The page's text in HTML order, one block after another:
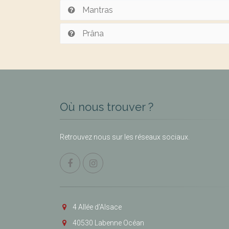
Mantras
Prâna
Où nous trouver ?
Retrouvez nous sur les réseaux sociaux.
4 Allée d’Alsace
40530 Labenne Océan